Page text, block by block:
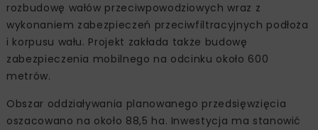
rozbudowę wałów przeciwpowodziowych wraz z
wykonaniem zabezpieczeń przeciwfiltracyjnych podłoża
i korpusu wału. Projekt zakłada także budowę
zabezpieczenia mobilnego na odcinku około 600
metrów.
Obszar oddziaływania planowanego przedsięwzięcia
oszacowano na około 88,5 ha. Inwestycja ma stanowić